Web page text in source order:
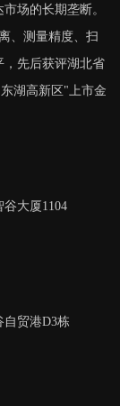
场的长期垄断。
、测量精度、扫
，先后获评湖北省
湖高新区"上市金
大厦1104
贸港D3栋